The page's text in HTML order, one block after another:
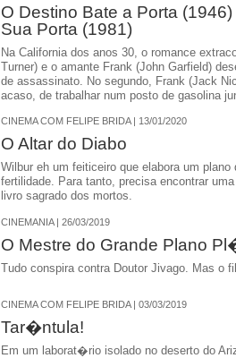
O Destino Bate a Porta
Sua Porta (1981)
Na California dos anos 30, o romance
Turner) e o amante Frank (John Garfield)
de assassinato. No segundo, Frank (Jack
acaso, de trabalhar num posto de gasolina
CINEMA COM FELIPE BRIDA | 13/01/2020
O Altar do Diabo
Wilbur eh um feiticeiro que elabora um
fertilidade. Para tanto, precisa encontrar
livro sagrado dos mortos.
CINEMANIA | 26/03/2019
O Mestre do Grande Plano
Tudo conspira contra Doutor Jivago. Mas o
CINEMA COM FELIPE BRIDA | 03/03/2019
Tar�ntula!
Em um laborat�rio isolado no deserto do